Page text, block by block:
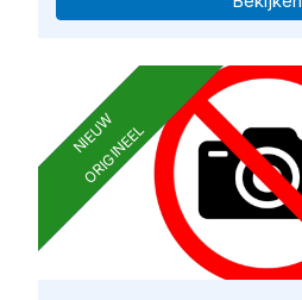
NIEUW
ORIGINEEL